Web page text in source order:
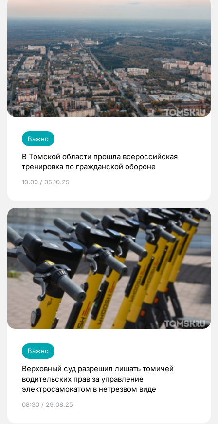
Важно
В Томской области прошла всероссийская
тренировка по гражданской обороне
10:00 / 05.10.25
Важно
Верховный суд разрешил лишать томичей
водительских прав за управление
электросамокатом в нетрезвом виде
08:30 / 29.08.25